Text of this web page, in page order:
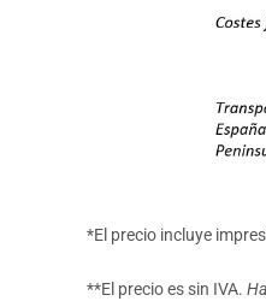
*El precio incluye
**El precio es sin IVA.